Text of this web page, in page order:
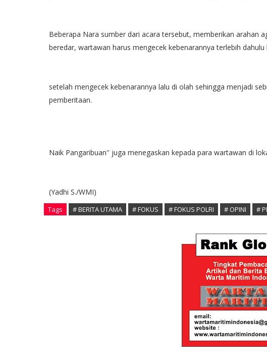
Beberapa Nara sumber dari acara tersebut, memberikan arahan
beredar, wartawan harus mengecek kebenarannya terlebih
setelah mengecek kebenarannya lalu di olah sehingga menjadi
pemberitaan.
Naik Pangaribuan'' juga menegaskan kepada para wartawan di
(Yadhi S./WMI)
Tags # BERITA UTAMA # FOKUS # FOKUS POLRI # OPINI #